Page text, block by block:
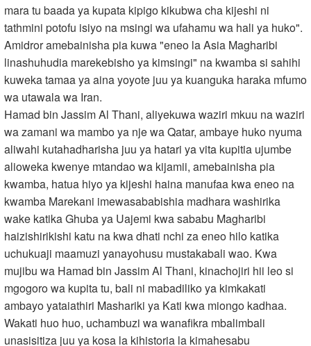
mara tu baada ya kupata kipigo kikubwa cha kijeshi ni
tathmini potofu isiyo na msingi wa ufahamu wa hali ya huko".
Amidror amebainisha pia kuwa "eneo la Asia Magharibi
linashuhudia marekebisho ya kimsingi" na kwamba si sahihi
kuweka tamaa ya aina yoyote juu ya kuanguka haraka mfumo
wa utawala wa Iran.
Hamad bin Jassim Al Thani, aliyekuwa waziri mkuu na waziri
wa zamani wa mambo ya nje wa Qatar, ambaye huko nyuma
aliwahi kutahadharisha juu ya hatari ya vita kupitia ujumbe
alioweka kwenye mtandao wa kijamii, amebainisha pia
kwamba, hatua hiyo ya kijeshi haina manufaa kwa eneo na
kwamba Marekani imewasababishia madhara washirika
wake katika Ghuba ya Uajemi kwa sababu Magharibi
haizishirikishi katu na kwa dhati nchi za eneo hilo katika
uchukuaji maamuzi yanayohusu mustakabali wao. Kwa
mujibu wa Hamad bin Jassim Al Thani, kinachojiri hii leo si
mgogoro wa kupita tu, bali ni mabadiliko ya kimkakati
ambayo yataiathiri Mashariki ya Kati kwa miongo kadhaa.
Wakati huo huo, uchambuzi wa wanafikra mbalimbali
unasisitiza juu ya kosa la kihistoria la kimahesabu